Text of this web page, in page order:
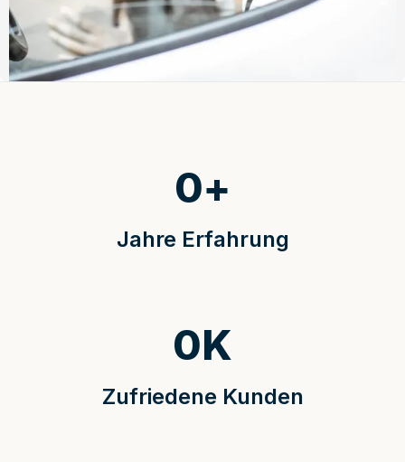
Jahre Erfahrung
0+
Zufriedene Kunden
0K